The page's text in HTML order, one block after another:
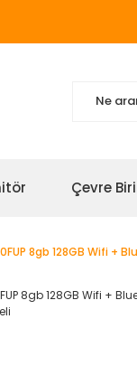
Çevre
8gb 128GB Wifi